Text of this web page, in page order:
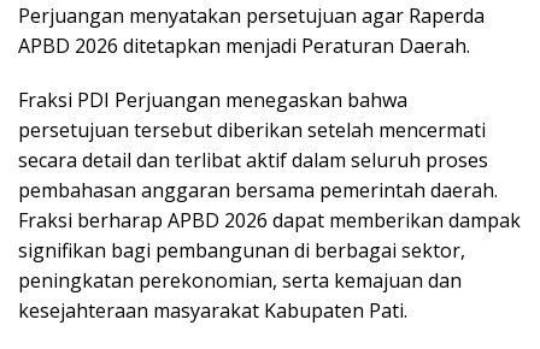
Perjuangan menyatakan persetujuan agar Raperda
APBD 2026 ditetapkan menjadi Peraturan Daerah.
Fraksi PDI Perjuangan menegaskan bahwa
persetujuan tersebut diberikan setelah mencermati
secara detail dan terlibat aktif dalam seluruh proses
pembahasan anggaran bersama pemerintah daerah.
Fraksi berharap APBD 2026 dapat memberikan dampak
signifikan bagi pembangunan di berbagai sektor,
peningkatan perekonomian, serta kemajuan dan
kesejahteraan masyarakat Kabupaten Pati.